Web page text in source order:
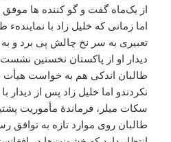
از یک‌ماه گفت و گو کننده ها
اما زمانی که خلیل زاد با نمایندهء
تعبیری به سر نخ چالش پی برد و
دیدار او از پاکستان نخستین
طالبان اندکی هم به خواست هیأت
نکردندو اما خلیل زاد پس از دیدار
سکات میلر، فرماندۀ مأموریت
طالبان روی موارد تازه به توافق